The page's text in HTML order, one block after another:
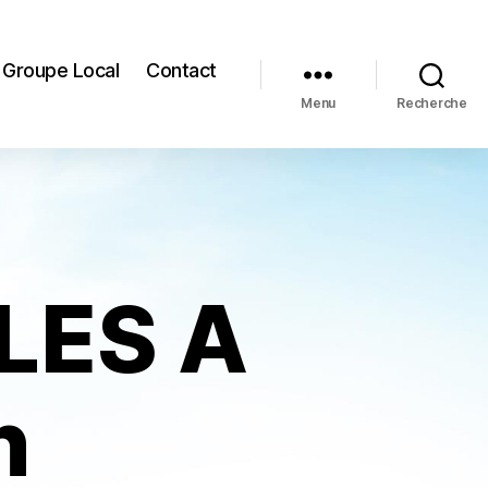
Groupe Local Contact
Menu Recherche
A